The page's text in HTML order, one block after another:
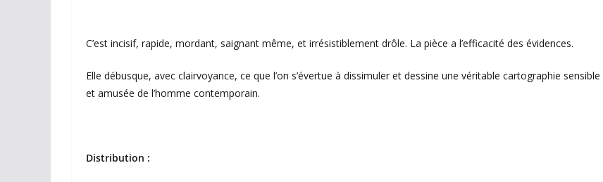
C’est incisif, rapide, mordant, saignant même, et irrésistiblement drôle. La pièce a l’efficacité des évidences.
Elle débusque, avec clairvoyance, ce que l’on s’évertue à dissimuler et dessine une véritable cartographie sensible
et amusée de l’homme contemporain.​
Distribution :